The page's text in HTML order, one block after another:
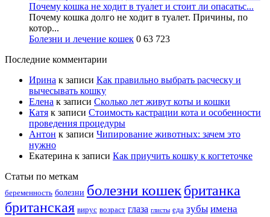
Почему кошка не ходит в туалет и стоит ли опасатьс...
Почему кошка долго не ходит в туалет. Причины, по
котор...
Болезни и лечение кошек 0 63 723
Последние комментарии
Ирина к записи Как правильно выбрать расческу и
вычесывать кошку
Елена к записи Сколько лет живут коты и кошки
Катя к записи Стоимость кастрации кота и особенности
проведения процедуры
Антон к записи Чипирование животных: зачем это
нужно
Екатерина к записи Как приучить кошку к когтеточке
Статьи по меткам
беременность болезни болезни кошекбританка
британская вирус возраст глаза глисты еда зубы имена